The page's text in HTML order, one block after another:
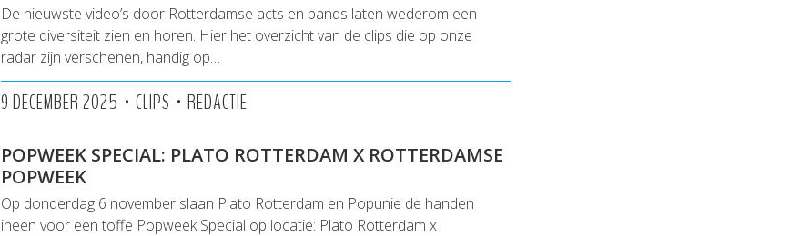
De nieuwste video’s door Rotterdamse acts en bands laten wederom een
grote diversiteit zien en horen. Hier het overzicht van de clips die op onze
radar zijn verschenen, handig op…
9 DECEMBER 2025 • CLIPS • REDACTIE
POPWEEK SPECIAL: PLATO ROTTERDAM X ROTTERDAMSE
POPWEEK
Op donderdag 6 november slaan Plato Rotterdam en Popunie de handen
ineen voor een toffe Popweek Special op locatie: Plato Rotterdam x